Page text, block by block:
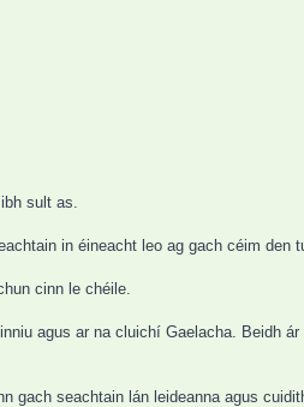
sult as.
in éineacht leo ag gach céim den
cinn le chéile.
agus ar na cluichí Gaelacha. Beidh
gach seachtain lán leideanna agus